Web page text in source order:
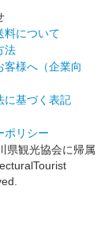
料について
法
客様へ（企業向
に基づく表記
ポリシー
県観光協会に帰属